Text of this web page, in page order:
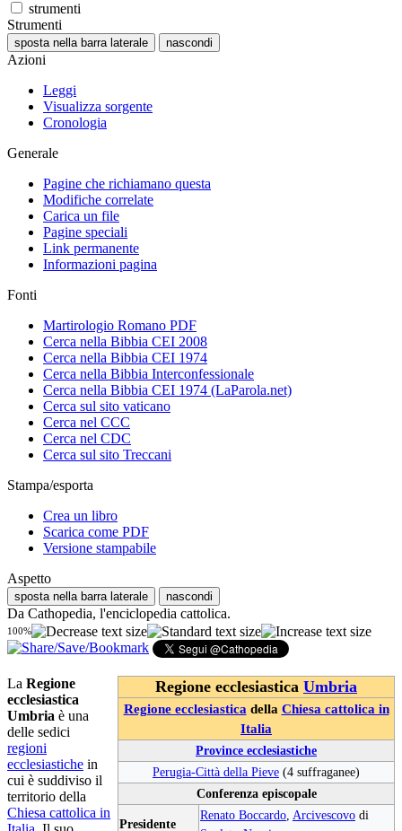
strumenti
Strumenti
sposta nella barra laterale nascondi
Azioni
Leggi
Visualizza sorgente
Cronologia
Generale
Pagine che richiamano questa
Modifiche correlate
Carica un file
Pagine speciali
Link permanente
Informazioni pagina
Fonti
Martirologio Romano PDF
Cerca nella Bibbia CEI 2008
Cerca nella Bibbia CEI 1974
Cerca nella Bibbia Interconfessionale
Cerca nella Bibbia CEI 1974 (LaParola.net)
Cerca sul sito vaticano
Cerca nel CCC
Cerca nel CDC
Cerca sul sito Treccani
Stampa/esporta
Crea un libro
Scarica come PDF
Versione stampabile
Aspetto
sposta nella barra laterale nascondi
Da Cathopedia, l'enciclopedia cattolica.
100%
Regione ecclesiastica Umbria
Regione ecclesiastica della Chiesa cattolica in
Italia
Province ecclesiastiche
Perugia-Città della Pieve (4 suffraganee)
Conferenza episcopale
Presidente
Renato Boccardo Arcivescovo di
La Regione
ecclesiastica
Umbria è una
delle sedici
regioni
ecclesiastiche in
cui è suddiviso il
territorio della
Chiesa cattolica in